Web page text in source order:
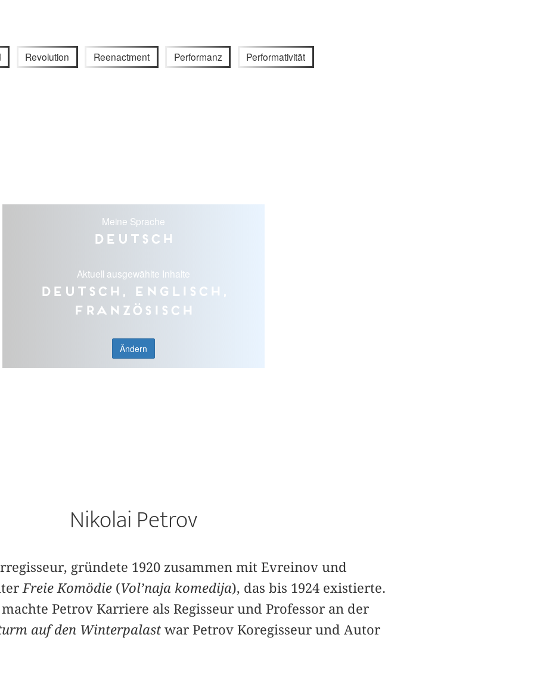
Revolution Reenactment Performanz Performativität
Meine Sprache
Deutsch
Aktuell ausgewählte Inhalte
Deutsch, Englisch,
Französisch
Ändern
Nikolai Petrov
gründete 1920 zusammen mit Evreinov und
Freie Komödie(Vol’naja komedija), das bis 1924 existierte.
Petrov Karriere als Regisseur und Professor an der
auf den Winterpalastwar Petrov Koregisseur und Autor